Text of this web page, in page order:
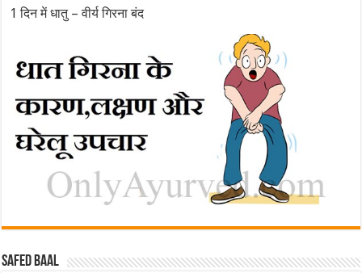
1 दिन में धातु – वीर्य गिरना बंद
Safed baal